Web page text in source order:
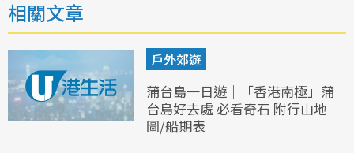
相關文章
戶外郊遊
蒲台島一日遊｜「香港南極」蒲
台島好去處 必看奇石 附行山地
圖/船期表